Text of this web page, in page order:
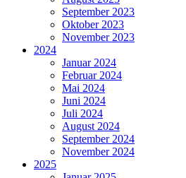
September 2023
Oktober 2023
November 2023
2024
Januar 2024
Februar 2024
Mai 2024
Juni 2024
Juli 2024
August 2024
September 2024
November 2024
2025